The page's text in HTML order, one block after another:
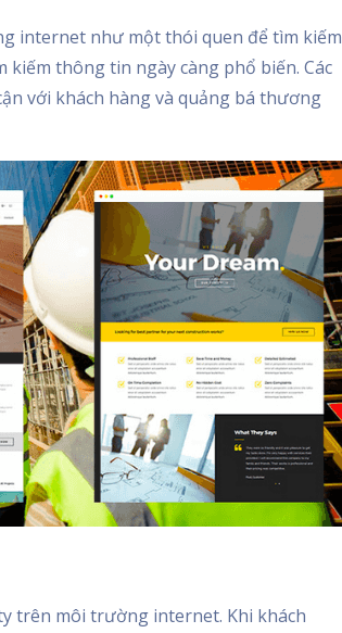
internet như một thói quen để tìm kiếm
thông tin ngày càng phổ biến. Các
với khách hàng và quảng bá thương
trên môi trường internet. Khi khách